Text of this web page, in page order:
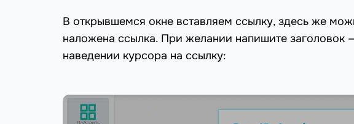
В открывшемся окне вставляем ссылку, здесь же
наложена ссылка. При желании напишите заголовок
наведении курсора на ссылку: